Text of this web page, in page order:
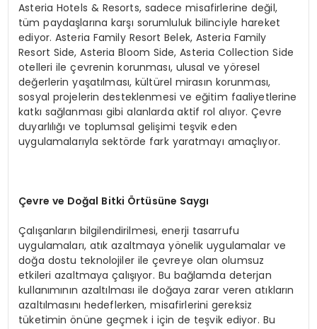
Asteria Hotels & Resorts, sadece misafirlerine değil,
tüm paydaşlarına karşı sorumluluk bilinciyle hareket
ediyor. Asteria Family Resort Belek, Asteria Family
Resort Side, Asteria Bloom Side, Asteria Collection Side
otelleri ile çevrenin korunması, ulusal ve yöresel
değerlerin yaşatılması, kültürel mirasın korunması,
sosyal projelerin desteklenmesi ve eğitim faaliyetlerine
katkı sağlanması gibi alanlarda aktif rol alıyor. Çevre
duyarlılığı ve toplumsal gelişimi teşvik eden
uygulamalarıyla sektörde fark yaratmayı amaçlıyor.
Çevre ve Doğal Bitki Örtüsüne Saygı
Çalışanların bilgilendirilmesi, enerji tasarrufu
uygulamaları, atık azaltmaya yönelik uygulamalar ve
doğa dostu teknolojiler ile çevreye olan olumsuz
etkileri azaltmaya çalışıyor. Bu bağlamda deterjan
kullanımının azaltılması ile doğaya zarar veren atıkların
azaltılmasını hedeflerken, misafirlerini gereksiz
tüketimin önüne geçmek i için de teşvik ediyor. Bu